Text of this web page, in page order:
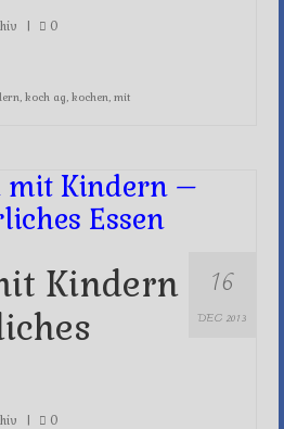
| 0
koch ag kochen mit
16
DEC 2013
Kindern
| 0